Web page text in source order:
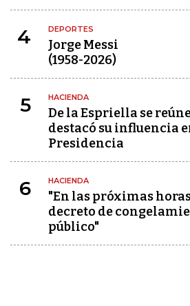
4 DEPORTES
Jorge Messi
(1958-2026)
5 HACIENDA
De la Espriella se
destacó su influencia
Presidencia
6 HACIENDA
"En las próximas
decreto de
público"